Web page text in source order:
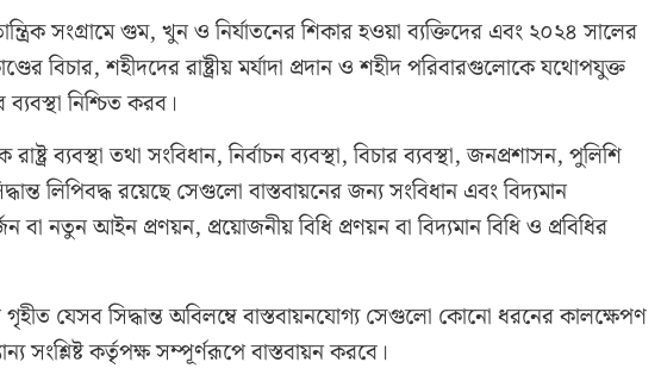
সংগ্রামে গুম, খুন ও নির্যাতনের শিকার হওয়া ব্যক্তিদের এবং ২০২৪ সালের
বিচার, শহীদদের রাষ্ট্রীয় মর্যাদা প্রদান ও শহীদ পরিবারগুলোকে যথোপযুক্ত
নিশ্চিত করব।
ব্যবস্থা তথা সংবিধান, নির্বাচন ব্যবস্থা, বিচার ব্যবস্থা, জনপ্রশাসন, পুলিশি
লিপিবদ্ধ রয়েছে সেগুলো বাস্তবায়নের জন্য সংবিধান এবং বিদ্যমান
আইন প্রণয়ন, প্রয়োজনীয় বিধি প্রণয়ন বা বিদ্যমান বিধি ও প্রবিধির
যেসব সিদ্ধান্ত অবিলম্বে বাস্তবায়নযোগ্য সেগুলো কোনো ধরনের কালক্ষেপণ
সংশ্লিষ্ট কর্তৃপক্ষ সম্পূর্ণরূপে বাস্তবায়ন করবে।